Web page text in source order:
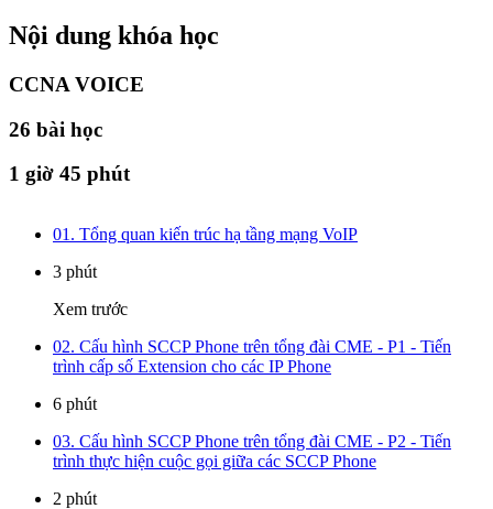
Nội dung khóa học
CCNA VOICE
26 bài học
1 giờ 45 phút
01. Tổng quan kiến trúc hạ tầng mạng VoIP
3 phút
Xem trước
02. Cấu hình SCCP Phone trên tổng đài CME - P1 - Tiến
trình cấp số Extension cho các IP Phone
6 phút
03. Cấu hình SCCP Phone trên tổng đài CME - P2 - Tiến
trình thực hiện cuộc gọi giữa các SCCP Phone
2 phút